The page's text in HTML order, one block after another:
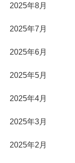
2025年8月
2025年7月
2025年6月
2025年5月
2025年4月
2025年3月
2025年2月